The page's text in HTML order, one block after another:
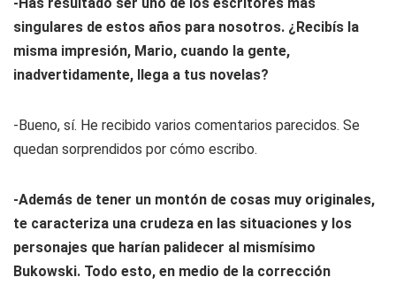
singulares de estos años para nosotros. ¿Recibís la
misma impresión, Mario, cuando la gente,
inadvertidamente, llega a tus novelas?
-Bueno, sí. He recibido varios comentarios parecidos. Se
quedan sorprendidos por cómo escribo.
-Además de tener un montón de cosas muy originales,
te caracteriza una crudeza en las situaciones y los
personajes que harían palidecer al mismísimo
Bukowski. Todo esto, en medio de la corrección